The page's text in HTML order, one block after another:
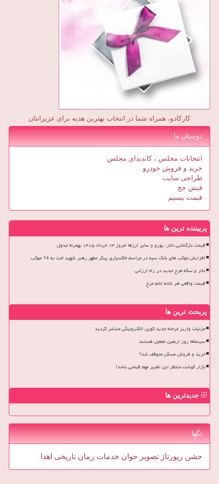
کارکادو، همراه شما در انتخاب بهترین هدیه برای عزیزانتان
دوستان ما
انتخابات مجلس ، کاندیدای مجلس
خرید و فروش خودرو
طراحی سایت
فیش حج
قیمت بیسیم
پربیننده ترین ها
قیمت بازگشایی دلار، یورو و سایر ارزها امروز ۱۳ خرداد ۱۴۰۵ بهمراه جدول
افزایش موکب های بانک سپه در مراسم خاکسپاری پیکر مطهر رهبر شهید امت به 14 موکب
دلار و سکه طرح جدید در راه ارزانی
قیمت واقعی هر شانه تخم مرغ
پربحث ترین ها
جزئیات واریز مرحله جدید کوپن الکترونیکی منتشر گردید
سینماها روز اربعین تعطیل هستند
خرید و فروش مسکن متوقف شد؟
بازار گوشت منتظر این تغییر مهم قیمتی باشد!
جدیدترین ها
تگها
جشن رپورتاژ تصویر جوان خدمات رمان تاریخی اهدا